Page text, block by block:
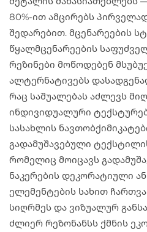
80%-ით ამცირებს
შედარებით. მცენარეების
წყალმცენარეების
რეზინები მოწოდებენ
ალტერნატივებს
რაც საშუალებას აძლევს
ინდივიდუალური
სასახლის
გადამუშავებული
რომელიც მოიცავს
ნაკერების დეკორატიული
ელემენტების სახით
სიღრმეს და ვიზუალურ
ძლიერ რეზონანსს ქმნის